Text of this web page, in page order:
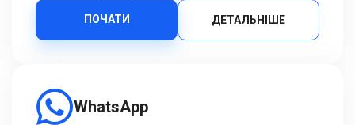
ПОЧАТИ ДЕТАЛЬНІШЕ
WhatsApp